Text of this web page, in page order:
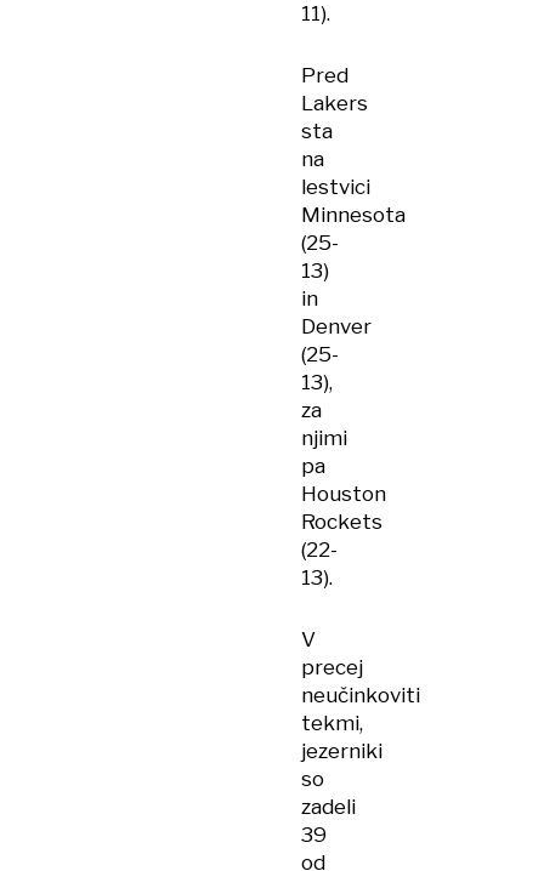
11).
Pred
Lakers
sta
na
lestvici
Minnesota
(25-
13)
in
Denver
(25-
13),
za
njimi
pa
Houston
Rockets
(22-
13).
V
precej
neučinkoviti
tekmi,
jezerniki
so
zadeli
39
od